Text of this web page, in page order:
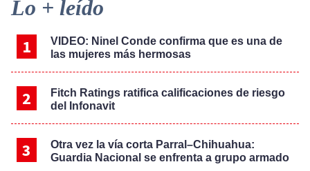
Sidebar
Lo + leído
VIDEO: Ninel Conde confirma que es una de
las mujeres más hermosas
Fitch Ratings ratifica calificaciones de riesgo
del Infonavit
Otra vez la vía corta Parral–Chihuahua:
Guardia Nacional se enfrenta a grupo armado